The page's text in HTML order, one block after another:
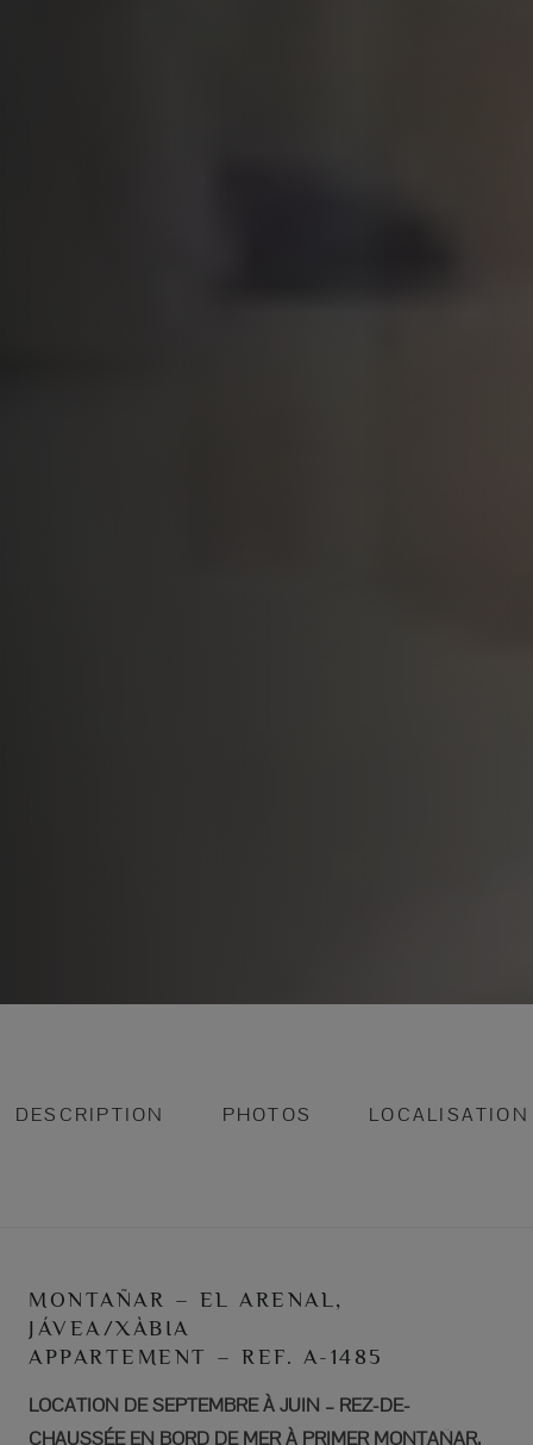
DESCRIPTION PHOTOS LOCALISATION
MONTAÑAR – EL ARENAL,
JÁVEA/XÀBIA
APPARTEMENT – REF. A-1485
LOCATION DE SEPTEMBRE À JUIN – REZ-DE-
CHAUSSÉE EN BORD DE MER À PRIMER MONTAÑAR,